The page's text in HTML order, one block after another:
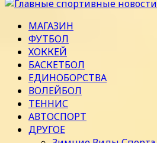
МАГАЗИН
ФУТБОЛ
ХОККЕЙ
БАСКЕТБОЛ
ЕДИНОБОРСТВА
ВОЛЕЙБОЛ
ТЕННИС
АВТОСПОРТ
ДРУГОЕ